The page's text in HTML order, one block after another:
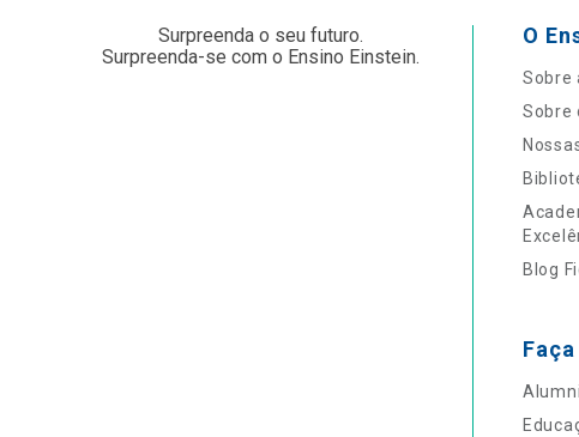
Surpreenda o seu futuro.
Surpreenda-se com o Ensino Einstein.
O
Sobre
Sobre
Blog
Alumni